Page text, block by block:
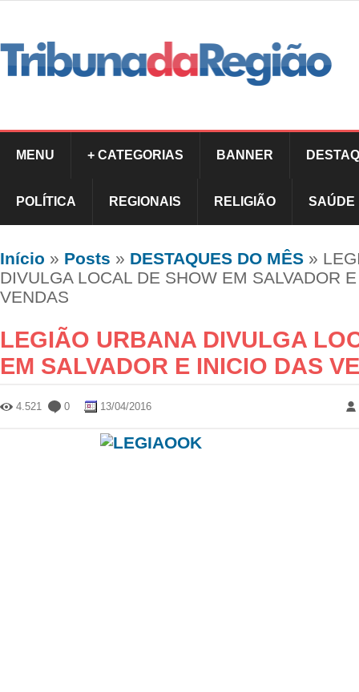
MENU + CATEGORIAS BANNER
POLÍTICA REGIONAIS RELIGIÃO SAÚDE
Início » Posts » DESTAQUES DO MÊS »
DIVULGA LOCAL DE SHOW EM SALVADOR
VENDAS
LEGIÃO URBANA DIVULGA
EM SALVADOR E INICIO DAS
4.521 0 13/04/2016